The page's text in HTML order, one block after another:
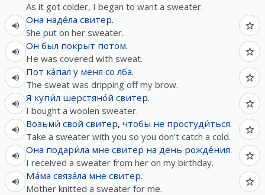
As it got colder, I began to want a sweater.
Она наде́ла свитер.
She put on her sweater.
Он был покрыт потом.
He was covered with sweat.
Пот ка́пал у меня со лба.
The sweat was dripping off my brow.
Я купи́л шерстяно́й свитер.
I bought a woolen sweater.
Возьми́ свой свитер, чтобы не простуди́ться.
Take a sweater with you so you don't catch a cold.
Она подари́ла мне свитер на день рожде́ния.
I received a sweater from her on my birthday.
Ма́ма связа́ла мне свитер.
Mother knitted a sweater for me.